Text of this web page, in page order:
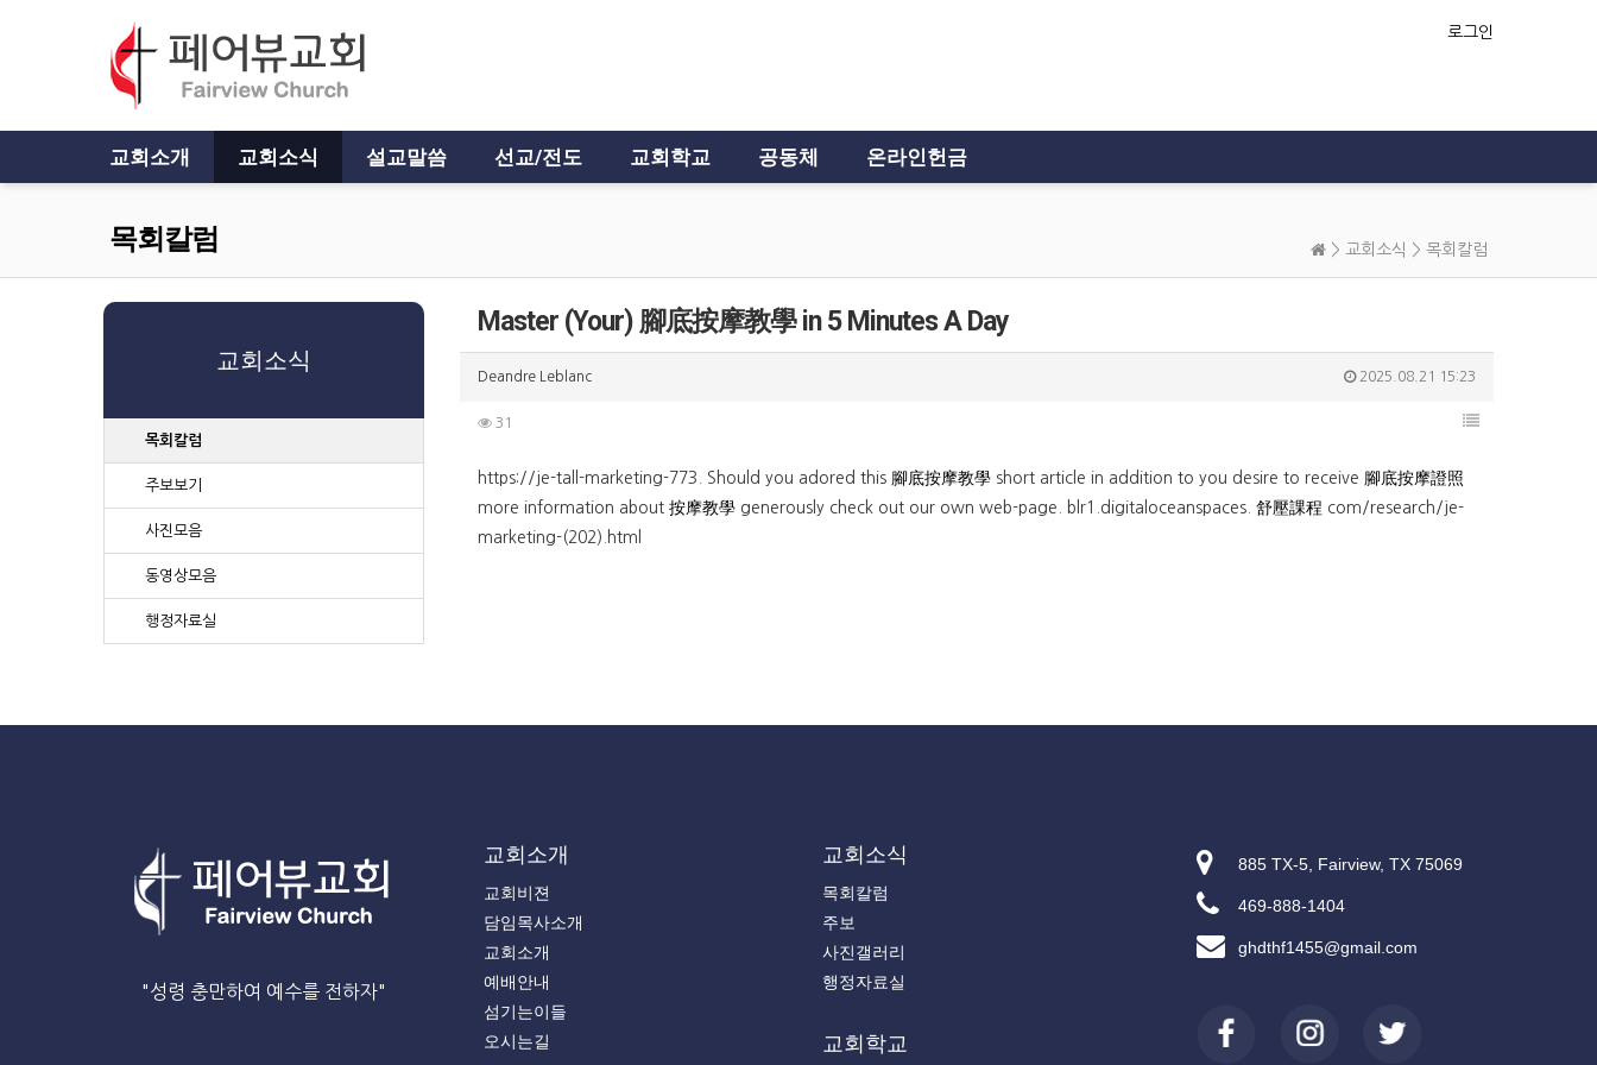
로그인
교회소개 교회소식 설교말씀 선교/전도 교회학교 공동체 온라인헌금
목회칼럼 > 교회소식 > 목회칼럼
Master (Your) 腳底按摩教學 in 5 Minutes A Day
Deandre Leblanc 2025.08.21 15:23
31
https://je-tall-marketing-773. Should you adored this 腳底按摩教學 short article in addition to you desire to receive 腳底按摩證照
more information about 按摩教學 generously check out our own web-page. blr1.digitaloceanspaces. 舒壓課程 com/research/je-
marketing-(202).html
교회소식
목회칼럼
주보보기
사진모음
동영상모음
행정자료실
"성령 충만하여 예수를 전하자"
교회소개
교회비젼
담임목사소개
교회소개
예배안내
섬기는이들
오시는길
교회소식
목회칼럼
주보
사진갤러리
행정자료실
교회학교
885 TX-5, Fairview, TX 75069
469-888-1404
ghdthf1455@gmail.com